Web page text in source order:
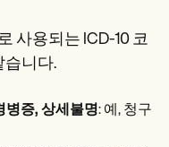
사용되는 ICD-10 코
습니다.
병증, 상세불명: 예, 청구